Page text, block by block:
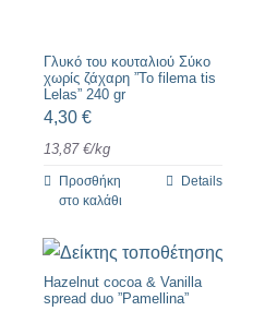
Γλυκό του κουταλιού Σύκο
χωρίς ζάχαρη ”To filema tis
Lelas” 240 gr
4,30 €
13,87 €/kg
Προσθήκη
στο καλάθι
Details
Hazelnut cocoa & Vanilla
spread duo ”Pamellina”